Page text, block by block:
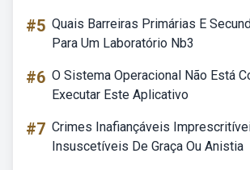
#5 Quais Barreiras Primárias E
Para Um Laboratório Nb3
#6 O Sistema Operacional Não Está
Executar Este Aplicativo
#7 Crimes Inafiançáveis
Insuscetíveis De Graça Ou Anistia